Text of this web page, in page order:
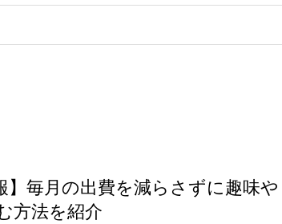
】毎月の出費を減らさずに趣味や
方法を紹介